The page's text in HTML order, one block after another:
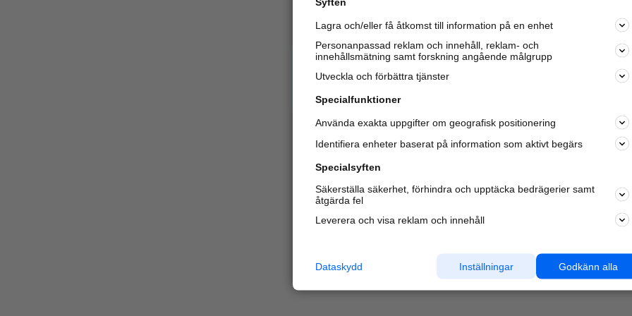
Varje vecka besöker du och 4 miljonerandra härliga
oss för att hitta rätt lokal information om företag,
Lagra och/eller få åtkomst till information på en enhet
Personanpassad reklam och innehåll, reklam- och
innehållsmätning samt forskning angående målgrupp
Utveckla och förbättra tjänster
Specialfunktioner
Använda exakta uppgifter om geografisk positionering
Identifiera enheter baserat på information som aktivt begärs
Specialsyften
Säkerställa säkerhet, förhindra och upptäcka bedrägerier samt
åtgärda fel
Leverera och visa reklam och innehåll
Godkänn alla
Inställningar
Dataskydd